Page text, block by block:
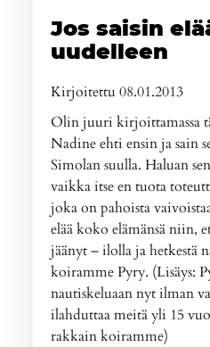
Jos saisin
uudelleen
Kirjoitettu 08.01.2013
Olin juuri kirjoittamassa
Nadine ehti ensin ja sain
Simolan suulla. Haluan
vaikka itse en tuota
joka on pahoista
elää koko elämänsä niin,
jäänyt – ilolla ja hetkestä
koiramme Pyry. (Lisäys:
nautiskeluaan nyt ilman
ilahduttaa meitä yli 15
rakkain koiramme)